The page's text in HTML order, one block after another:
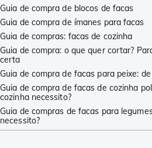
Guia de compra de blocos de facas
Guia de compra de ímanes para facas
Guia de compras: facas de cozinha
Guia de compra: o que quer cortar?
certa
Guia de compra de facas para peixe:
Guia de compra de facas de cozinha
cozinha necessito?
Guia de compras de facas para
necessito?